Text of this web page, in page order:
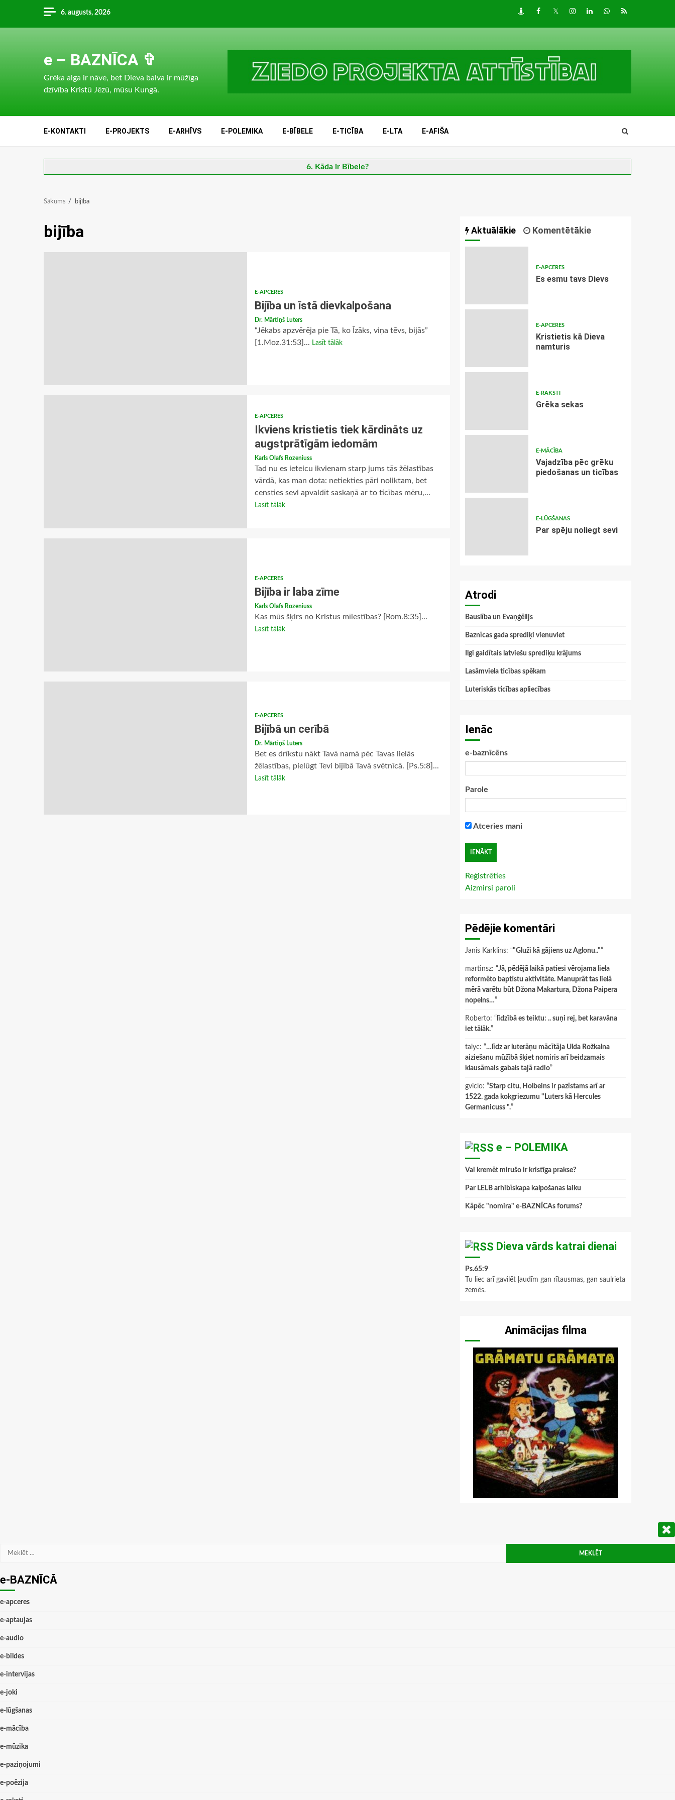
content
6. augusts, 2026 DraugiemFacebook
TwitterInstagram
LinkedInwhatsapp
RSS
e – BAZNĪCA ✞
Grēka alga ir nāve, bet Dieva balva ir mūžīga
dzīvība Kristū Jēzū, mūsu Kungā.
E-KONTAKTI E-PROJEKTS E-ARHĪVS E-POLEMIKA E-BĪBELE E-TICĪBA E-LTA E-AFIŠA
6. Kāda ir Bībele?
Sākums bijība
bijība
E-APCERES
Bijība un īstā dievkalpošana
Dr. Mārtiņš Luters
“Jēkabs apzvērēja pie Tā, ko Īzāks, viņa tēvs, bijās”
[1.Moz.31:53]... Lasīt tālāk
E-APCERES
Ikviens kristietis tiek kārdināts uz
augstprātīgām iedomām
Karls Olafs Rozeniuss
Tad nu es ieteicu ikvienam starp jums tās žēlastības
vārdā, kas man dota: netiekties pāri noliktam, bet
censties sevi apvaldīt saskaņā ar to ticības mēru,...
Lasīt tālāk
E-APCERES
Bijība ir laba zīme
Karls Olafs Rozeniuss
Kas mūs šķirs no Kristus mīlestības? [Rom.8:35]...
Lasīt tālāk
E-APCERES
Bijībā un cerībā
Dr. Mārtiņš Luters
Bet es drīkstu nākt Tavā namā pēc Tavas lielās
žēlastības, pielūgt Tevi bijībā Tavā svētnīcā. [Ps.5:8]...
Lasīt tālāk
Aktuālākie Komentētākie
E-APCERES
Es esmu tavs Dievs
E-APCERES
Kristietis kā Dieva
namturis
E-RAKSTI
Grēka sekas
E-MĀCĪBA
Vajadzība pēc grēku
piedošanas un ticības
E-LŪGŠANAS
Par spēju noliegt sevi
Atrodi
Bauslība un Evaņģēlijs
Baznīcas gada sprediķi vienuviet
Ilgi gaidītais latviešu sprediķu krājums
Lasāmviela ticības spēkam
Luteriskās ticības apliecības
Ienāc
e-baznīcēns
Parole
Atceries mani
Reģistrēties
Aizmirsi paroli
Pēdējie komentāri
Janis Karklins: “"Gluži kā gājiens uz Aglonu.."”
martinsz: “Jā, pēdējā laikā patiesi vērojama liela
reformēto baptistu aktivitāte. Manuprāt tas lielā
mērā varētu būt Džona Makartura, Džona Paipera
nopelns…”
Roberto: “ līdzībā es teiktu: .. suņi rej, bet karavāna
iet tālāk.”
talyc: “…līdz ar luterāņu mācītāja Ulda Rožkalna
aiziešanu mūžībā šķiet nomiris arī beidzamais
klausāmais gabals tajā radio”
gviclo: “Starp citu, Holbeins ir pazīstams arī ar
1522. gada kokgriezumu "Luters kā Hercules
Germanicuss ".”
e – POLEMIKA
Vai kremēt mirušo ir kristīga prakse?
Par LELB arhibīskapa kalpošanas laiku
Kāpēc "nomira" e-BAZNĪCAs forums?
Dieva vārds katrai dienai
Ps.65:9
Tu liec arī gavilēt ļaudīm gan rītausmas, gan saulrieta
zemēs.
Animācijas filma
Meklēt:
e-BAZNĪCĀ
e-apceres
e-aptaujas
e-audio
e-bildes
e-intervijas
e-joki
e-lūgšanas
e-mācība
e-mūzika
e-paziņojumi
e-poēzija